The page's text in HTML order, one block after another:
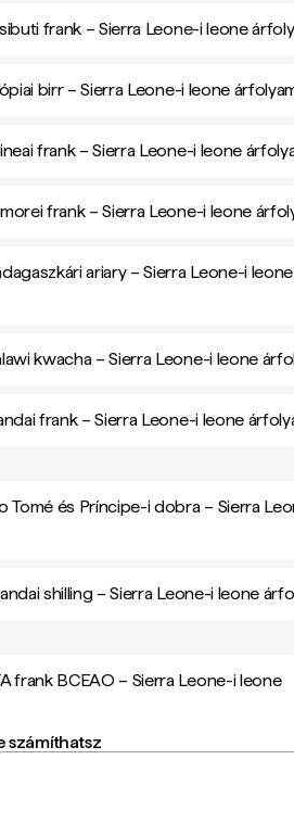
frank – Sierra Leone-i leone
birr – Sierra Leone-i leone
frank – Sierra Leone-i leone
frank – Sierra Leone-i leone
ariary – Sierra Leone-i leone
kwacha – Sierra Leone-i leone
frank – Sierra Leone-i leone
Tomé és Príncipe-i dobra – Sierra
shilling – Sierra Leone-i leone
frank BCEAO – Sierra Leone-i leone
számíthatsz